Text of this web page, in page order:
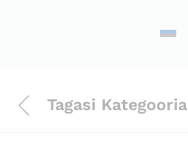
Tagasi Kategooria